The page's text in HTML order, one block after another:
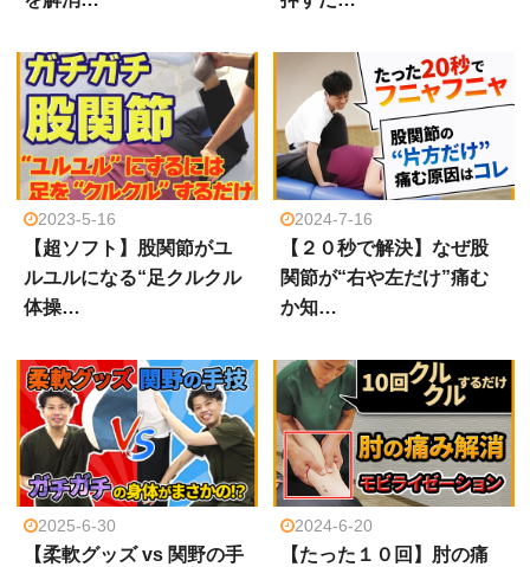
2023-5-16
【超ソフト】股関節がユ
ルユルになる“足クルクル
体操…
2024-7-16
【２０秒で解決】なぜ股
関節が“右や左だけ”痛む
か知…
2025-6-30
【柔軟グッズ vs 関野の手
2024-6-20
【たった１０回】肘の痛